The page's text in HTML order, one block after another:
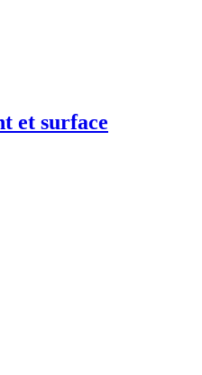
et surface